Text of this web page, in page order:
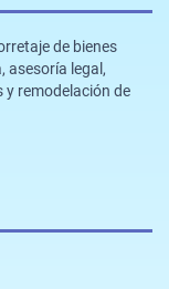
de bienes
asesoría legal,
remodelación de